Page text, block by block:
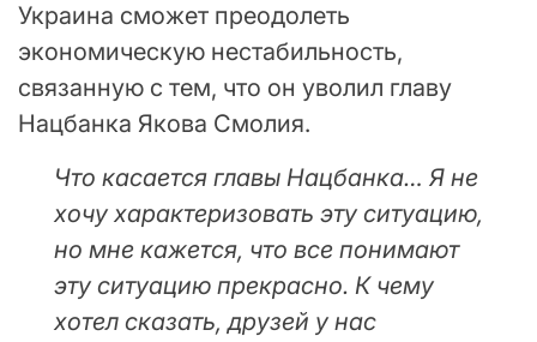
Украина сможет преодолеть
экономическую нестабильность,
связанную с тем, что он уволил главу
Нацбанка Якова Смолия.
Что касается главы Нацбанка… Я не
хочу характеризовать эту ситуацию,
но мне кажется, что все понимают
эту ситуацию прекрасно. К чему
хотел сказать, друзей у нас